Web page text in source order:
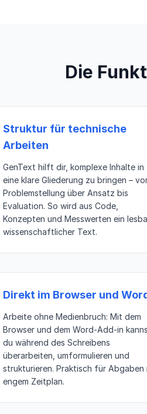
Die
Struktur für technische
Arbeiten
GenText hilft dir, komplexe Inhalte in
eine klare Gliederung zu bringen –
Problemstellung über Ansatz bis
Evaluation. So wird aus Code,
Konzepten und Messwerten ein
wissenschaftlicher Text.
Direkt im Browser und
Arbeite ohne Medienbruch: Mit dem
Browser und dem Word-Add-in
du während des Schreibens
überarbeiten, umformulieren und
strukturieren. Praktisch für Abgaben
engem Zeitplan.